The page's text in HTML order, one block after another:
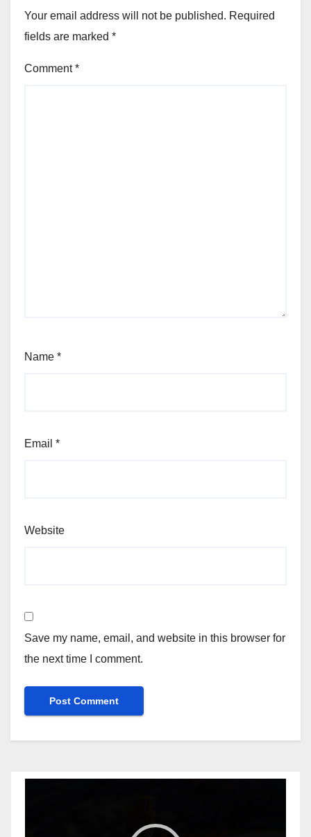
Your email address will not be published. Required
fields are marked *
Comment*
Name *
Email *
Website
Save my name, email, and website in this browser for
the next time I comment.